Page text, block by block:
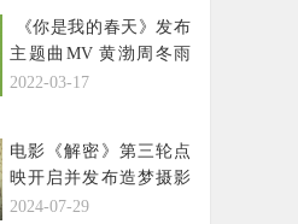
​ 《你是我的春天》发布
主题曲MV 黄渤周冬雨
黄晓明献唱抚慰人心
2022-03-17
电影《解密》第三轮点
映开启并发布造梦摄影
特辑 光影入梦尽显国际
2024-07-29